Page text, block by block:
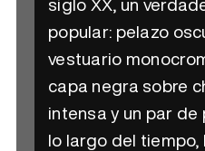
popular: pelazo
vestuario
capa negra sobre
intensa y un par
lo largo del